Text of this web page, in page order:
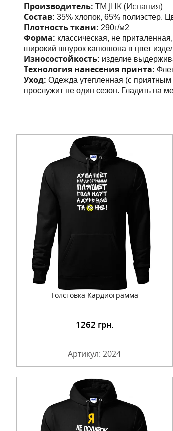
Производитель: ТМ JHK (Испания)
Состав: 35% хлопок, 65% полиэстер.
Плотность ткани: 290г/м2
Форма: классическая, не
широкий шнурок капюшона в цвет
Износостойкость: изделие
Технология нанесения принта:
Уход: Одежда утепленная (с
прослужит не один сезон. Гладить на
Толстовка Кардиограмма
1262 грн.
Артикул: 2024
Подробнее